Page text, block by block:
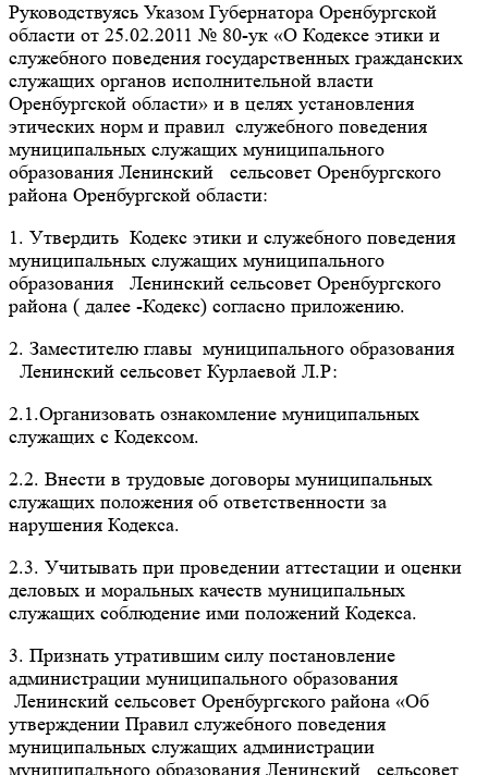
Руководствуясь Указом Губернатора Оренбургской
области от 25.02.2011 № 80-ук «О Кодексе этики и
служебного поведения государственных гражданских
служащих органов исполнительной власти
Оренбургской области» и в целях установления
этических норм и правил служебного поведения
муниципальных служащих муниципального
образования Ленинский сельсовет Оренбургского
района Оренбургской области:
1. Утвердить Кодекс этики и служебного поведения
муниципальных служащих муниципального
образования Ленинский сельсовет Оренбургского
района ( далее -Кодекс) согласно приложению.
2. Заместителю главы муниципального образования
Ленинский сельсовет Курлаевой Л.Р:
2.1.Организовать ознакомление муниципальных
служащих с Кодексом.
2.2. Внести в трудовые договоры муниципальных
служащих положения об ответственности за
нарушения Кодекса.
2.3. Учитывать при проведении аттестации и оценки
деловых и моральных качеств муниципальных
служащих соблюдение ими положений Кодекса.
3. Признать утратившим силу постановление
администрации муниципального образования
Ленинский сельсовет Оренбургского района «Об
утверждении Правил служебного поведения
муниципальных служащих администрации
муниципального образования Ленинский сельсовет